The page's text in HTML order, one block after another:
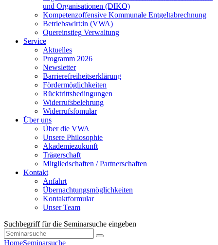
und Organisationen (DIKO)
Kompetenzoffensive Kommunale Entgeltabrechnung
Betriebswirt:in (VWA)
Quereinstieg Verwaltung
Service
Aktuelles
Programm 2026
Newsletter
Barrierefreiheitserklärung
Fördermöglichkeiten
Rücktrittsbedingungen
Widerrufsbelehrung
Widerrufsfomular
Über uns
Über die VWA
Unsere Philosophie
Akademiezukunft
Trägerschaft
Mitgliedschaften / Partnerschaften
Kontakt
Anfahrt
Übernachtungsmöglichkeiten
Kontaktformular
Unser Team
Suchbegriff für die Seminarsuche eingeben
HomeSeminarsuche